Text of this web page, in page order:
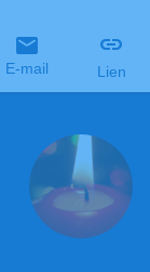
E-mail Lien